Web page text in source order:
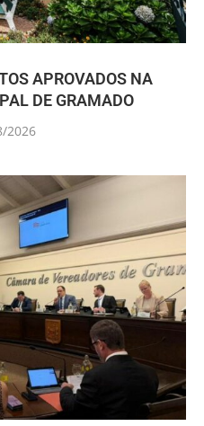
APROVADOS NA
DE GRAMADO
2026